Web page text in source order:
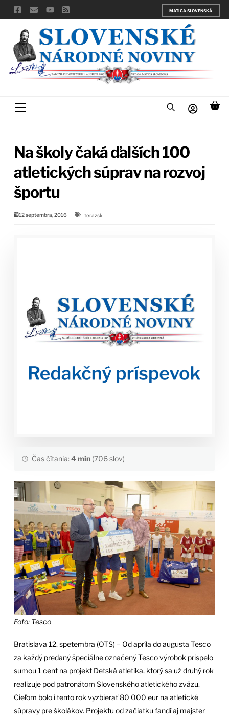
Skip
to
content
MATICA SLOVENSKÁ
Menu
Na školy čaká ďalších 100
atletických súprav na rozvoj
športu
12 septembra, 2016 terazsk
Čas čítania:4 min(706 slov)
Foto: Tesco
Bratislava 12. spetembra (OTS) – Od apríla do augusta Tesco
za každý predaný špeciálne označený Tesco výrobok prispelo
sumou 1 cent na projekt Detská atletika, ktorý sa už druhý rok
realizuje pod patronátom Slovenského atletického zväzu.
Cieľom bolo i tento rok vyzbierať 80 000 eur na atletické
súpravy pre školákov. Projektu od začiatku fandí aj majster